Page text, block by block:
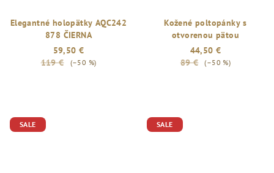
Elegantné holopätky AQC242
878 ČIERNA
59,50 €
119 €
(–50 %)
Kožené poltopánky s
otvorenou pätou
44,50 €
89 €
(–50 %)
SALE SALE